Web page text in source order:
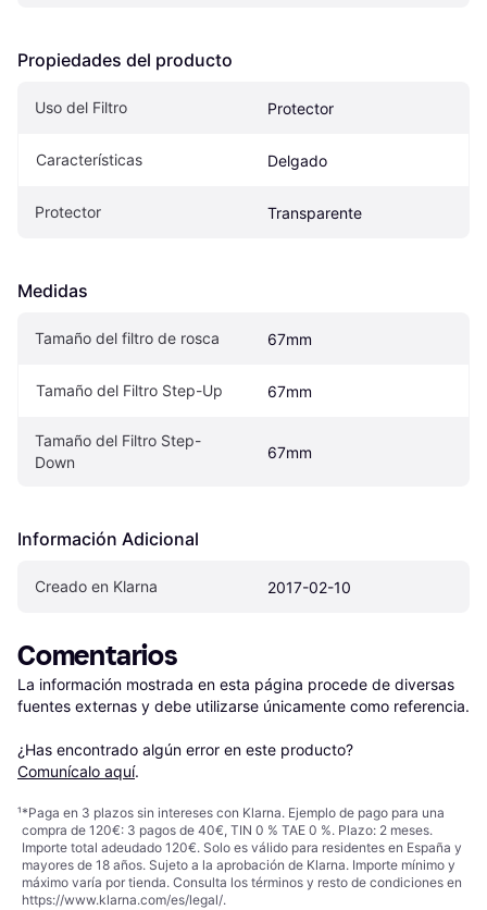
Propiedades del producto
Uso del Filtro Protector
Características Delgado
Protector Transparente
Medidas
Tamaño del filtro de rosca 67mm
Tamaño del Filtro Step-Up 67mm
Tamaño del Filtro Step-
Down
67mm
Información Adicional
Creado en Klarna 2017-02-10
Comentarios
La información mostrada en esta página procede de diversas
fuentes externas y debe utilizarse únicamente como referencia.
¿Has encontrado algún error en este producto?
Comunícalo aquí.
¹*Paga en 3 plazos sin intereses con Klarna. Ejemplo de pago para una
compra de 120€: 3 pagos de 40€, TIN 0 % TAE 0 %. Plazo: 2 meses.
Importe total adeudado 120€. Solo es válido para residentes en España y
mayores de 18 años. Sujeto a la aprobación de Klarna. Importe mínimo y
máximo varía por tienda. Consulta los términos y resto de condiciones en
https://www.klarna.com/es/legal/.